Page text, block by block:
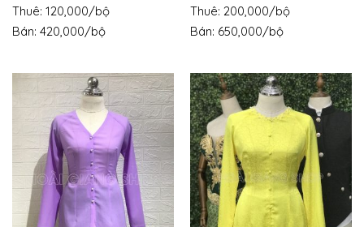
Thuê: 120,000/bộ
Bán: 420,000/bộ
Thuê: 200,000/bộ
Bán: 650,000/bộ